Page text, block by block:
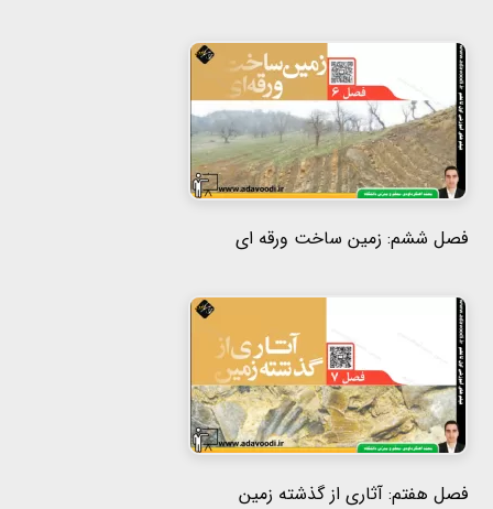
فصل ششم: زمین ساخت ورقه ای
فصل هفتم: آثاری از گذشته زمین